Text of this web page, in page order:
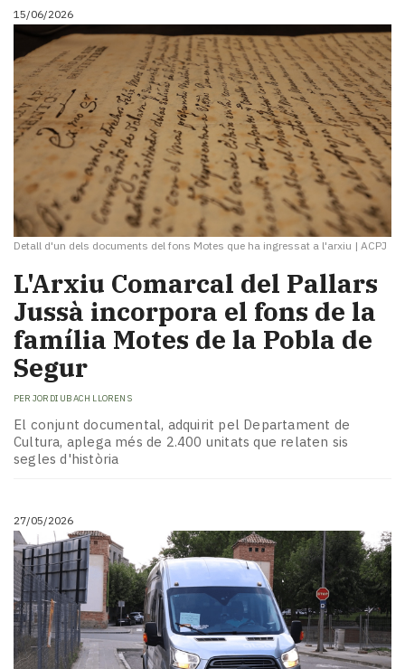
15/06/2026
Detall d'un dels documents del fons Motes que ha ingressat a l'arxiu | ACPJ
L'Arxiu Comarcal del Pallars
Jussà incorpora el fons de la
família Motes de la Pobla de
Segur
PER JORDI UBACH LLORENS
El conjunt documental, adquirit pel Departament de
Cultura, aplega més de 2.400 unitats que relaten sis
segles d'història
27/05/2026